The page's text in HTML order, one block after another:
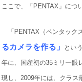
ここで、「PENTAX」につ
「PENTAX（ペンタック
るカメラを作る」
とい
年に、国産初の35ミリ一眼
現し、2009年には、クラ